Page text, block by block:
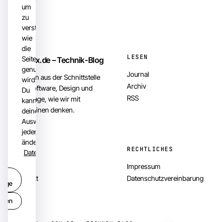
82x.de – Technik-Blog
Notizen aus der Schnittstelle
von Software, Design und
der Frage, wie wir mit
Maschinen denken.
LESEN
Journal
Archiv
RSS
MEHR
Kontakt
RECHTLICHES
Impressum
Datenschutzvereinbarung
um
zu
verstehen,
wie
die
Seite
genutzt
wird.
Du
kannst
deine
Auswahl
jederzeit
ändern.
Datenschutzerklärung